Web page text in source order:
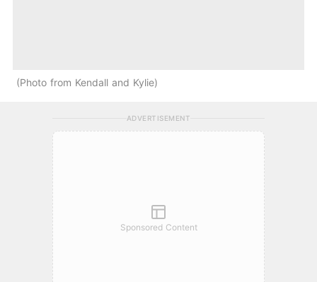
Photo from Kendall and Kylie
ADVERTISEMENT
Sponsored Content